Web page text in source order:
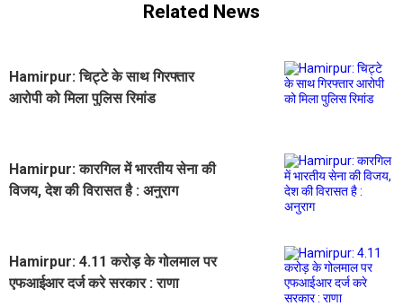
Related News
Hamirpur: चिट्टे के साथ गिरफ्तार
आरोपी को मिला पुलिस रिमांड
Hamirpur: कारगिल में भारतीय सेना की
विजय, देश की विरासत है : अनुराग
Hamirpur: 4.11 करोड़ के गोलमाल पर
एफआईआर दर्ज करे सरकार : राणा